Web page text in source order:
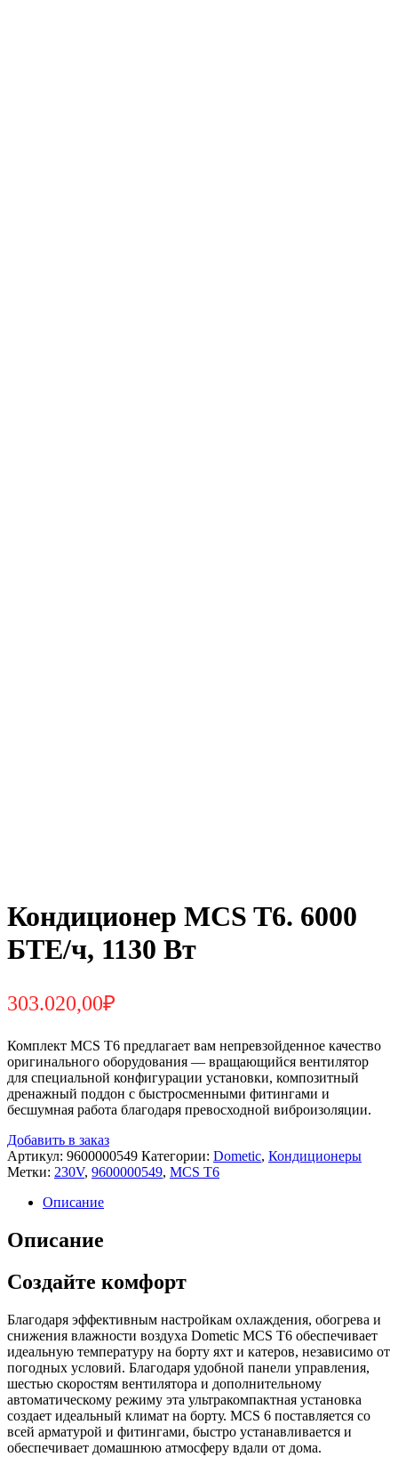
Кондиционер MCS T6. 6000
БТЕ/ч, 1130 Вт
303.020,00₽
Комплект MCS T6 предлагает вам непревзойденное качество
оригинального оборудования — вращающийся вентилятор
для специальной конфигурации установки, композитный
дренажный поддон с быстросменными фитингами и
бесшумная работа благодаря превосходной виброизоляции.
Добавить в заказ
Артикул: 9600000549 Категории: Dometic, Кондиционеры
Метки: 230V, 9600000549, MCS T6
Описание
Описание
Создайте комфорт
Благодаря эффективным настройкам охлаждения, обогрева и
снижения влажности воздуха Dometic MCS T6 обеспечивает
идеальную температуру на борту яхт и катеров, независимо от
погодных условий. Благодаря удобной панели управления,
шестью скоростям вентилятора и дополнительному
автоматическому режиму эта ультракомпактная установка
создает идеальный климат на борту. MCS 6 поставляется со
всей арматурой и фитингами, быстро устанавливается и
обеспечивает домашнюю атмосферу вдали от дома.